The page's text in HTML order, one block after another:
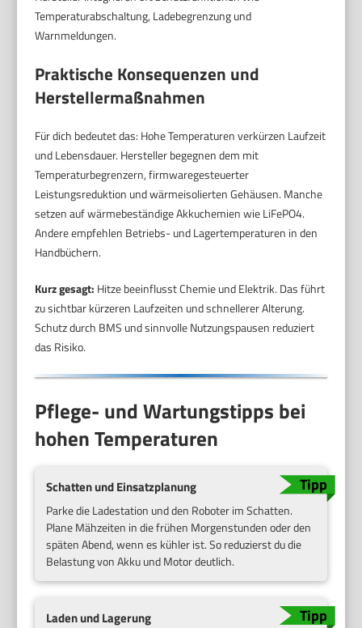
Temperaturabschaltung, Ladebegrenzung und
Warnmeldungen.
Praktische Konsequenzen und
Herstellermaßnahmen
Für dich bedeutet das: Hohe Temperaturen verkürzen Laufzeit
und Lebensdauer. Hersteller begegnen dem mit
Temperaturbegrenzern, firmwaregesteuerter
Leistungsreduktion und wärmeisolierten Gehäusen. Manche
setzen auf wärmebeständige Akkuchemien wie LiFePO4.
Andere empfehlen Betriebs- und Lagertemperaturen in den
Handbüchern.
Kurz gesagt: Hitze beeinflusst Chemie und Elektrik. Das führt
zu sichtbar kürzeren Laufzeiten und schnellerer Alterung.
Schutz durch BMS und sinnvolle Nutzungspausen reduziert
das Risiko.
Pflege- und Wartungstipps bei
hohen Temperaturen
Schatten und Einsatzplanung
Parke die Ladestation und den Roboter im Schatten.
Plane Mähzeiten in die frühen Morgenstunden oder den
späten Abend, wenn es kühler ist. So reduzierst du die
Belastung von Akku und Motor deutlich.
Laden und Lagerung